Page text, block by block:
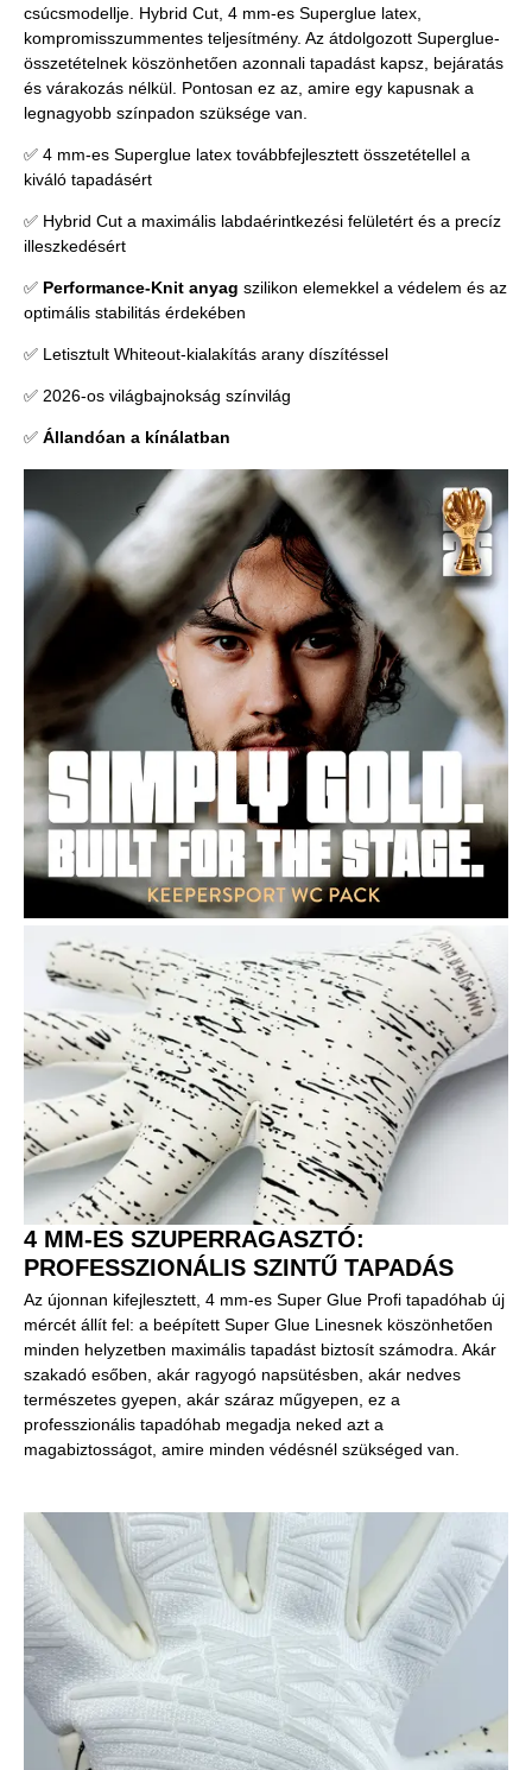
csúcsmodellje. Hybrid Cut, 4 mm-es Superglue latex,
kompromisszummentes teljesítmény. Az átdolgozott Superglue-
összetételnek köszönhetően azonnali tapadást kapsz, bejáratás
és várakozás nélkül. Pontosan ez az, amire egy kapusnak a
legnagyobb színpadon szüksége van.
✅ 4 mm-es Superglue latex továbbfejlesztett összetétellel a
kiváló tapadásért
✅ Hybrid Cut a maximális labdaérintkezési felületért és a precíz
illeszkedésért
✅ Performance-Knit anyag szilikon elemekkel a védelem és az
optimális stabilitás érdekében
✅ Letisztult Whiteout-kialakítás arany díszítéssel
✅ 2026-os világbajnokság színvilág
✅ Állandóan a kínálatban
4 MM-ES SZUPERRAGASZTÓ:
PROFESSZIONÁLIS SZINTŰ TAPADÁS
Az újonnan kifejlesztett, 4 mm-es Super Glue Profi tapadóhab új
mércét állít fel: a beépített Super Glue Linesnek köszönhetően
minden helyzetben maximális tapadást biztosít számodra. Akár
szakadó esőben, akár ragyogó napsütésben, akár nedves
természetes gyepen, akár száraz műgyepen, ez a
professzionális tapadóhab megadja neked azt a
magabiztosságot, amire minden védésnél szükséged van.